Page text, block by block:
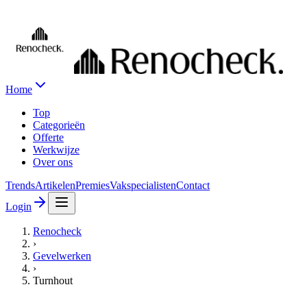
Home
Top
Categorieën
Offerte
Werkwijze
Over ons
TrendsArtikelenPremiesVakspecialistenContact
Login
Renocheck
›
Gevelwerken
›
Turnhout